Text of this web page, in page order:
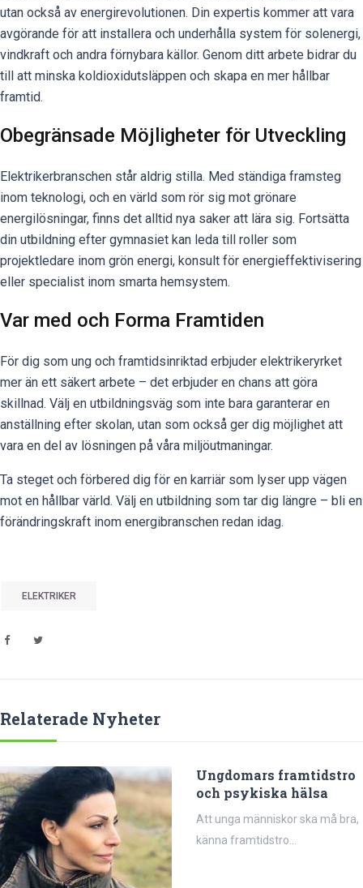
utan också av energirevolutionen. Din expertis kommer att vara
avgörande för att installera och underhålla system för solenergi,
vindkraft och andra förnybara källor. Genom ditt arbete bidrar du
till att minska koldioxidutsläppen och skapa en mer hållbar
framtid.
Obegränsade Möjligheter för Utveckling
Elektrikerbranschen står aldrig stilla. Med ständiga framsteg
inom teknologi, och en värld som rör sig mot grönare
energilösningar, finns det alltid nya saker att lära sig. Fortsätta
din utbildning efter gymnasiet kan leda till roller som
projektledare inom grön energi, konsult för energieffektivisering
eller specialist inom smarta hemsystem.
Var med och Forma Framtiden
För dig som ung och framtidsinriktad erbjuder elektrikeryrket
mer än ett säkert arbete – det erbjuder en chans att göra
skillnad. Välj en utbildningsväg som inte bara garanterar en
anställning efter skolan, utan som också ger dig möjlighet att
vara en del av lösningen på våra miljöutmaningar.
Ta steget och förbered dig för en karriär som lyser upp vägen
mot en hållbar värld. Välj en utbildning som tar dig längre – bli en
förändringskraft inom energibranschen redan idag.
ELEKTRIKER
Relaterade Nyheter
Ungdomars framtidstro
och psykiska hälsa
Att unga människor ska må bra,
känna framtidstro...